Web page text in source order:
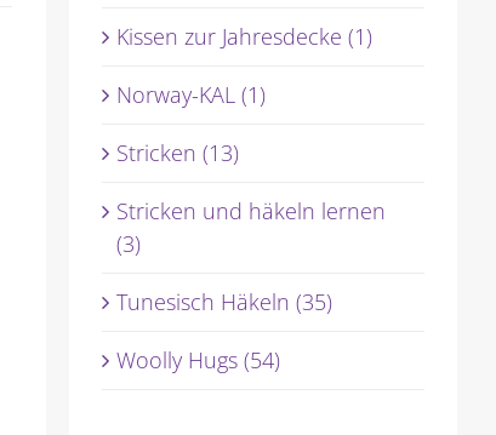
Kissen zur Jahresdecke (1)
Norway-KAL (1)
Stricken (13)
Stricken und häkeln lernen
(3)
Tunesisch Häkeln (35)
Woolly Hugs (54)